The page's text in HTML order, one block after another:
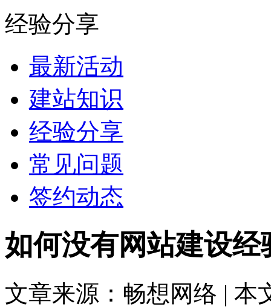
经验分享
最新活动
建站知识
经验分享
常见问题
签约动态
如何没有网站建设
文章来源：畅想网络 | 本